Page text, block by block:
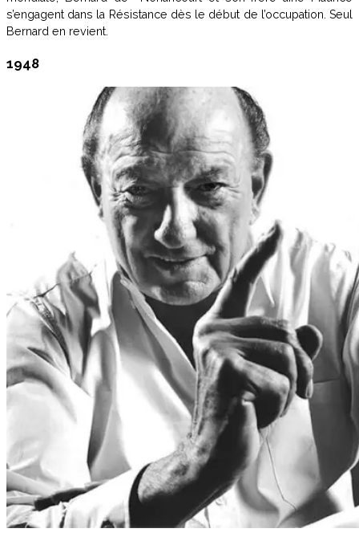
s’engagent dans la Résistance dès le début de l’occupation. Seul
Bernard en revient.
1948